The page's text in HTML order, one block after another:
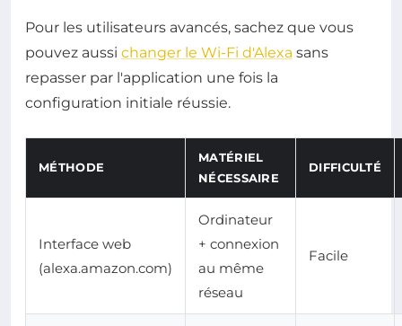
Pour les utilisateurs avancés, sachez que vous
pouvez aussi changer le Wi-Fi d'Alexa sans
repasser par l'application une fois la
configuration initiale réussie.
MÉTHODE
MATÉRIEL
NÉCESSAIRE
DIFFICULTÉ
Interface web
(alexa.amazon.com)
Ordinateur
+ connexion
au même
réseau
Facile